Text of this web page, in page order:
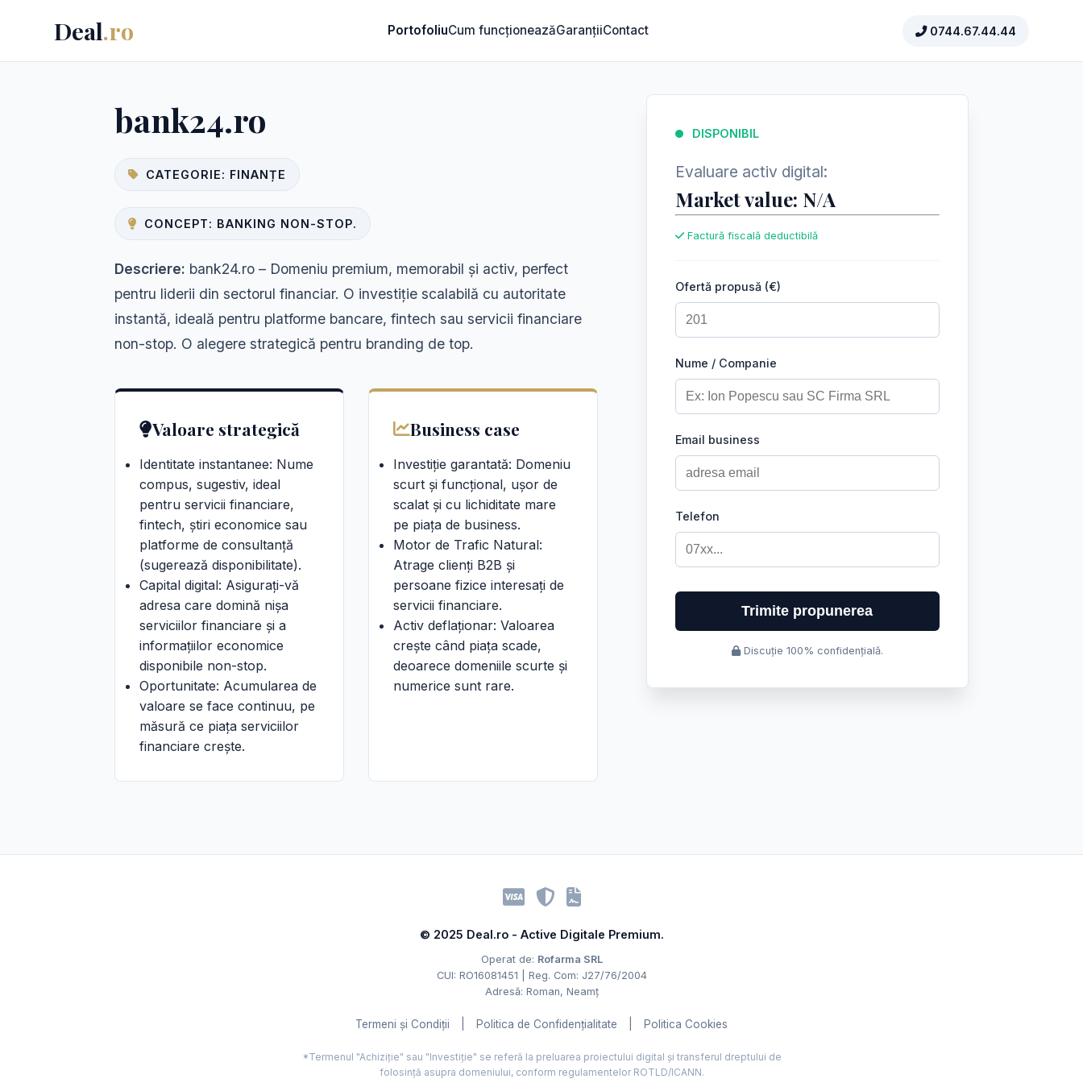
Deal.ro PortofoliuCum funcționeazăGaranțiiContact 0744.67.44.44
bank24.ro
CATEGORIE: FINANȚE
CONCEPT: BANKING NON-STOP.
Descriere: bank24.ro – Domeniu premium, memorabil și activ, perfect
pentru liderii din sectorul financiar. O investiție scalabilă cu autoritate
instantă, ideală pentru platforme bancare, fintech sau servicii financiare
non-stop. O alegere strategică pentru branding de top.
Valoare strategică
Identitate instantanee: Nume
compus, sugestiv, ideal
pentru servicii financiare,
fintech, știri economice sau
platforme de consultanță
(sugerează disponibilitate).
Capital digital: Asigurați-vă
adresa care domină nișa
serviciilor financiare și a
informațiilor economice
disponibile non-stop.
Oportunitate: Acumularea de
valoare se face continuu, pe
măsură ce piața serviciilor
financiare crește.
Business case
Investiție garantată: Domeniu
scurt și funcțional, ușor de
scalat și cu lichiditate mare
pe piața de business.
Motor de Trafic Natural:
Atrage clienți B2B și
persoane fizice interesați de
servicii financiare.
Activ deflaționar: Valoarea
crește când piața scade,
deoarece domeniile scurte și
numerice sunt rare.
DISPONIBIL
Evaluare activ digital:
Market value: N/A
Factură fiscală deductibilă
Ofertă propusă (€)
Nume / Companie
Email business
Telefon
Trimite propunerea
Discuție 100% confidențială.
© 2025 Deal.ro - Active Digitale Premium.
Operat de: Rofarma SRL
CUI: RO16081451 | Reg. Com: J27/76/2004
Adresă: Roman, Neamț
Termeni și Condiții Politica de Confidențialitate Politica Cookies
*Termenul "Achiziție" sau "Investiție" se referă la preluarea proiectului digital și transferul dreptului de
folosință asupra domeniului, conform regulamentelor ROTLD/ICANN.